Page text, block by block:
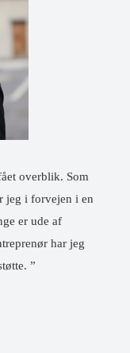
overblik. Som
jeg i forvejen i en
er ude af
har jeg
”